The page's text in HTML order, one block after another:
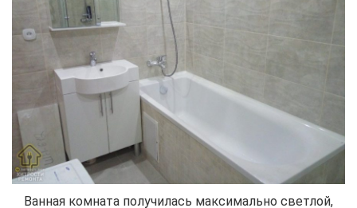
Ванная комната получилась максимально светлой,